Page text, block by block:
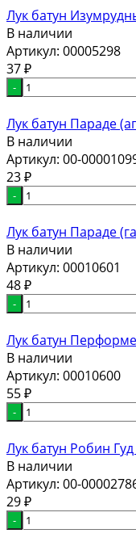
Лук батун
В наличии
Артикул: 00005298
37 ₽
-
Лук батун Параде
В наличии
Артикул: 00-
23 ₽
-
Лук батун Параде
В наличии
Артикул: 00010601
48 ₽
-
Лук батун
В наличии
Артикул: 00010600
55 ₽
-
Лук батун Робин
В наличии
Артикул: 00-
29 ₽
-